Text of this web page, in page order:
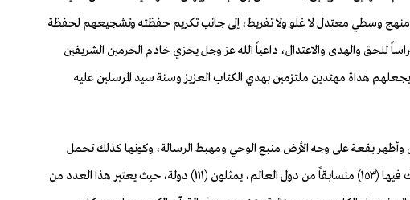
منهج وسطي معتدل لا غلو ولا تفريط، إلى جانب تكريم حفظته وتشجيعهم لحفظة
نبراساً للحق والهدى والاعتدال، داعياً الله عز وجل يجزي خادم الحرمين الشريفين
هداة مهتدين ملتزمين بهدي الكتاب العزيز وسنة سيد المرسلين عليه
وأطهر بقعة على وجه الأرض منبع الوحي ومهبط الرسالة، وكونها كذلك تحمل
اسم مؤسس وموحد هذه البلاد المباركة الإمام عبدالعزيز بن عبدالرحمن آل سعود طيب الله ثراه، لافتاً النظر إلى أن هذه المسابقة العريقة يشارك فيها (١٥٣) متسابقاً من دول العالم، يمثلون (۱۱۱) دولة، حيث يعتبر هذا العدد من